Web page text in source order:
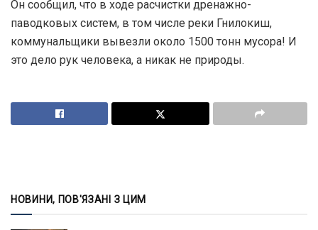
Он сообщил, что в ходе расчистки дренажно-
паводковых систем, в том числе реки Гнилокиш,
коммунальщики вывезли около 1500 тонн мусора! И
это дело рук человека, а никак не природы.
НОВИНИ, ПОВ'ЯЗАНІ З ЦИМ